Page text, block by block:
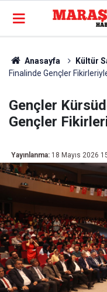
Anasayfa Kültür
Finalinde Gençler
Gençler
Gençler
Yayınlanma: 18 Mayıs 2026